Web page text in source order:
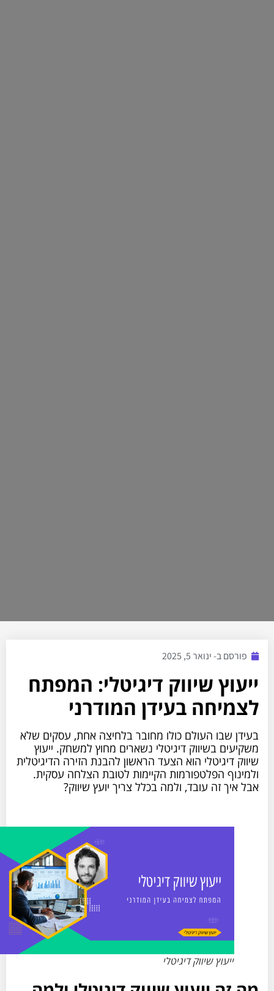
פורסם ב- ינואר 5, 2025
ייעוץ שיווק דיגיטלי: המפתח
לצמיחה בעידן המודרני
בעידן שבו העולם כולו מחובר בלחיצה אחת, עסקים שלא
משקיעים בשיווק דיגיטלי נשארים מחוץ למשחק. ייעוץ
שיווק דיגיטלי הוא הצעד הראשון להבנת הזירה הדיגיטלית
ולמינוף הפלטפורמות הקיימות לטובת הצלחה עסקית.
אבל איך זה עובד, ולמה בכלל צריך יועץ שיווק?
ייעוץ שיווק דיגיטלי